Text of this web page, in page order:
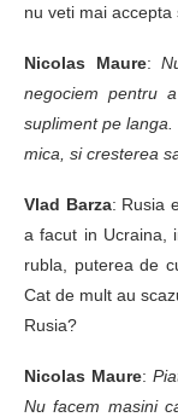
nu veti mai
Nicolas Maure:
negociem pentru
supliment pe
mica, si cresterea
Vlad Barza: Rusia
a facut in Ucraina,
rubla, puterea de
Cat de mult au
Rusia?
Nicolas Maure:
Nu facem masini